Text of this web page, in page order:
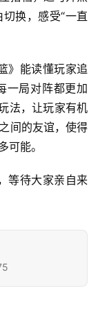
换，感受“一直
一局对阵都更加
法，让玩家有机
间的友谊，使得
可能。